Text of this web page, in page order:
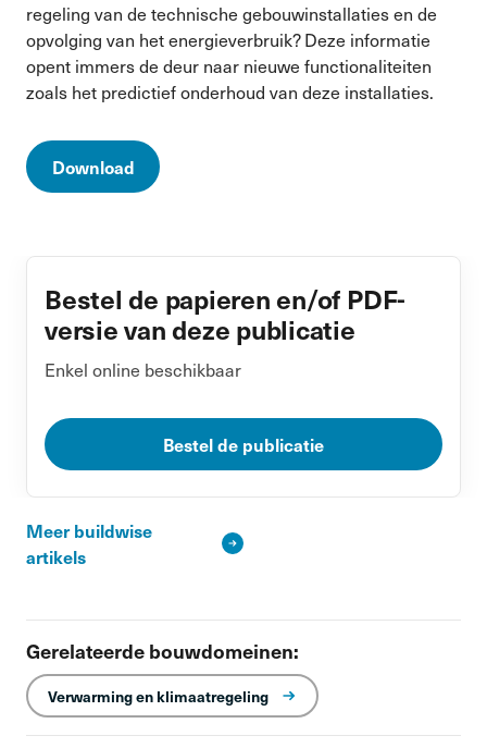
regeling van de technische gebouwinstallaties en de
opvolging van het energieverbruik? Deze informatie
opent immers de deur naar nieuwe functionaliteiten
zoals het predictief onderhoud van deze installaties.
Download
Bestel de papieren en/of PDF-
versie van deze publicatie
Enkel online beschikbaar
Bestel de publicatie
Meer buildwise
artikels
Gerelateerde bouwdomeinen:
Verwarming en klimaatregeling